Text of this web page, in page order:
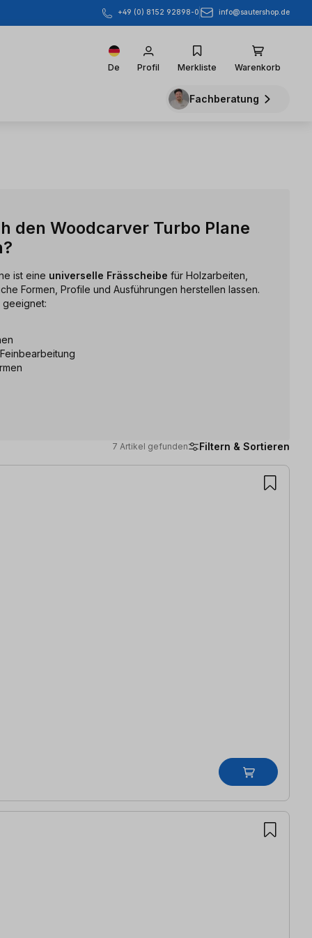
+49 (0) 8152 92898-0 info@sautershop.de
De Profil Merkliste Warenkorb
Fachberatung
den Woodcarver Turbo Plane
ist eine universelle Frässcheibe für Holzarbeiten,
Formen, Profile und Ausführungen herstellen lassen.
geeignet:
7 Artikel gefunden Filtern & Sortieren